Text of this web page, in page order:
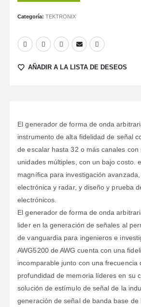
Categoría:TEKTRONIX
AÑADIR A LA LISTA DE DESEOS
El generador de forma de onda
instrumento de alta fidelidad de señal
de escalar hasta 32 o más canales con
unidades múltiples, con un bajo costo.
magnífica para investigación
electrónica y radar, y diseño y prueba
electrónicos.
El generador de forma de onda
lider en la generación de señales al
de vanguardia para ingenieros e
AWG5200 de AWG cuenta con una
incomparable junto con una frecuencia
profundidad de memoria líderes en su
solución de estímulo de señal de la
generación de señal de banda base de